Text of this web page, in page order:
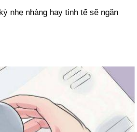
nhẹ nhàng hay tinh tế sẽ ngăn